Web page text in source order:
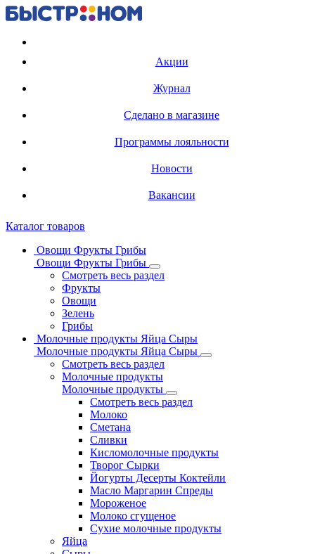
Акции
Журнал
Сделано в магазине
Программы лояльности
Новости
Вакансии
Каталог товаров
Овощи Фрукты Грибы
Овощи Фрукты Грибы
Смотреть весь раздел
Фрукты
Овощи
Зелень
Грибы
Молочные продукты Яйца Сыры
Молочные продукты Яйца Сыры
Смотреть весь раздел
Молочные продукты
Молочные продукты
Смотреть весь раздел
Молоко
Сметана
Сливки
Кисломолочные продукты
Творог Сырки
Йогурты Десерты Коктейли
Масло Маргарин Спреды
Мороженое
Молоко сгущеное
Сухие молочные продукты
Яйца